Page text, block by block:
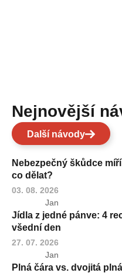
Nejnovější
Další návody
Nebezpečný škůdce
co dělat?
03. 08. 2026
Jan
Jídla z jedné pánve: 4
všední den
27. 07. 2026
Jan
Plná čára vs. dvojitá